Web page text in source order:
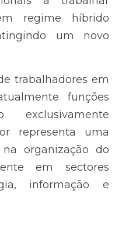
regime híbrido
um novo
trabalhadores em
funções
representa uma
organização do
em sectores
informação e